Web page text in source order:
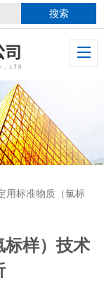
用标准物质（氯标
标样）技术